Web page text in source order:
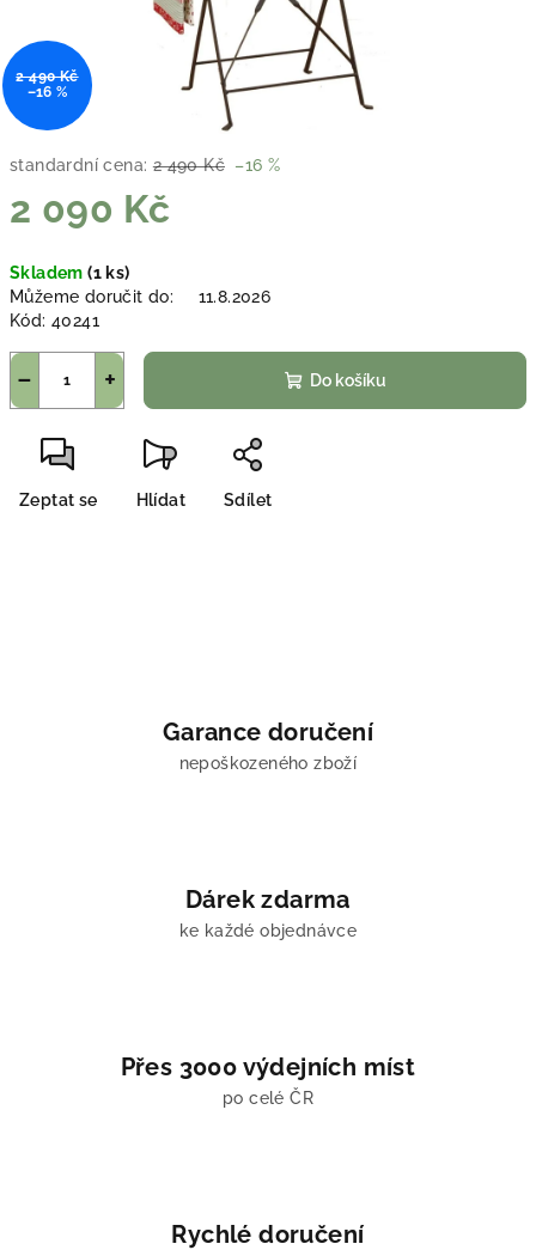
standardní cena: 2 490 Kč –16 %
2 090 Kč
cena:
Skladem(1 ks)
Můžeme doručit do:
11.8.2026
Kód: 40241
+
− Do košíku
Zeptat se Hlídat Sdílet
2 490 Kč
–16 %
Garance doručení
nepoškozeného zboží
Dárek zdarma
ke každé objednávce
Přes 3000 výdejních míst
po celé ČR
Rychlé doručení